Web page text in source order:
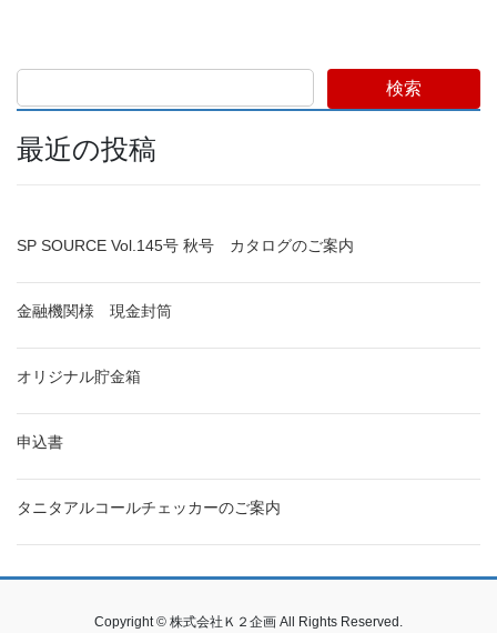
検索
最近の投稿
SP SOURCE Vol.145号 秋号 カタログのご案内
金融機関様 現金封筒
オリジナル貯金箱
申込書
タニタアルコールチェッカーのご案内
Copyright © 株式会社Ｋ２企画 All Rights Reserved.